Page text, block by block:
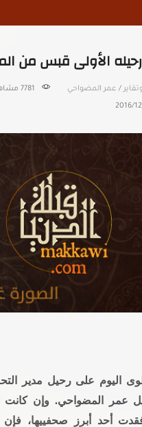
الأولى قبس من
/ عمر المضواحي 7781 مشاهدة
2016/
اليوم على رحيل مدير
عمر المضواحي. وإن كانت
أحد أبرز صحفييها،